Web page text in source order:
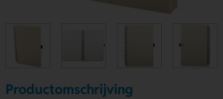
Productomschrijving